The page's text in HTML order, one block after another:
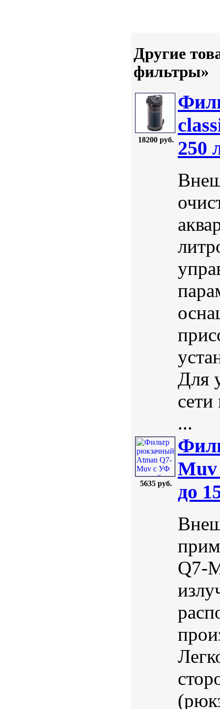
Другие
фильтры»
18200 руб. 250
Для
...
5635 руб.
Muv
до
Q7-